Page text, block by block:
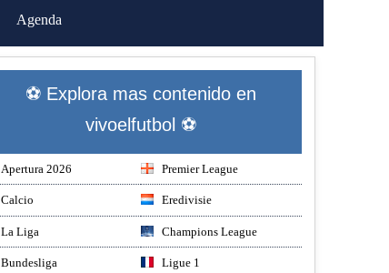
Agenda
⚽ Explora mas contenido en
vivoelfutbol ⚽
Apertura 2026 Premier League
Calcio Eredivisie
La Liga Champions League
Bundesliga Ligue 1